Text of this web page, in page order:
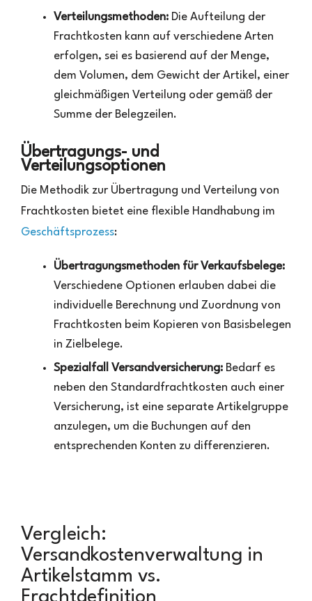
Verteilungsmethoden: Die Aufteilung der
Frachtkosten kann auf verschiedene Arten
erfolgen, sei es basierend auf der Menge,
dem Volumen, dem Gewicht der Artikel, einer
gleichmäßigen Verteilung oder gemäß der
Summe der Belegzeilen.
Übertragungs- und
Verteilungsoptionen
Die Methodik zur Übertragung und Verteilung von
Frachtkosten bietet eine flexible Handhabung im
Geschäftsprozess:
Übertragungsmethoden für Verkaufsbelege:
Verschiedene Optionen erlauben dabei die
individuelle Berechnung und Zuordnung von
Frachtkosten beim Kopieren von Basisbelegen
in Zielbelege.
Spezialfall Versandversicherung: Bedarf es
neben den Standardfrachtkosten auch einer
Versicherung, ist eine separate Artikelgruppe
anzulegen, um die Buchungen auf den
entsprechenden Konten zu differenzieren.
Vergleich:
Versandkostenverwaltung in
Artikelstamm vs.